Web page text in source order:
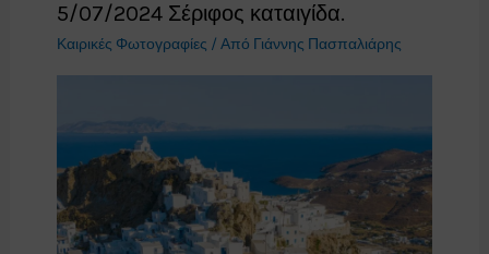
5/07/2024 Σέριφος καταιγίδα.
Καιρικές Φωτογραφίες / Από Γιάννης Πασπαλιάρης